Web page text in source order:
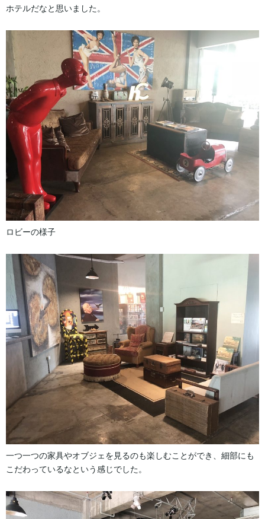
ホテルだなと思いました。
ロビーの様子
一つ一つの家具やオブジェを見るのも楽しむことができ、細部にも
こだわっているなという感じでした。